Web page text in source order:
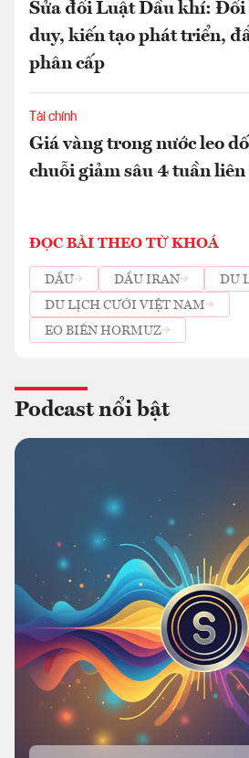
Sửa đổi Luật Dầu khí: Đổi
duy, kiến tạo phát triển,
phân cấp
Tài chính
Giá vàng trong nước leo
chuỗi giảm sâu 4 tuần
ĐỌC BÀI THEO TỪ KHOÁ
DẦU DẦU IRAN
DU
DU LỊCH CƯỚI VIỆT NAM
EO BIỂN HORMUZ
Podcast nổi bật